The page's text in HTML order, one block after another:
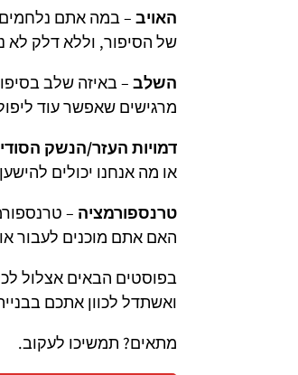
האויב – במה אתם
של הסיפור, וללא דלק לא
השלב – באיזה שלב
מרגישים שאפשר עוד
דמויות העזר/הנשק הסודי
או מה אנחנו יכולים
טרנספורמציה –
האם אתם מוכנים לעבור
בפוסטים הבאים אצלול
ואשתדל לכוון אתכם
מתאים? תמשיכו לעקוב.